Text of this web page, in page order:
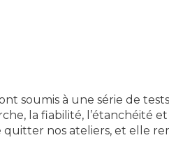
soumis à une série de
la fiabilité, l’étanchéité
nos ateliers, et elle